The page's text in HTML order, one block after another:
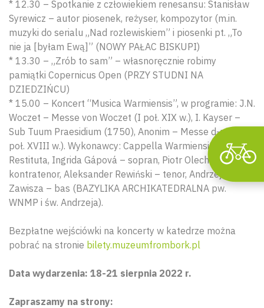
* 12.30 – Spotkanie z człowiekiem renesansu: Stanisław
Syrewicz – autor piosenek, reżyser, kompozytor (m.in.
muzyki do serialu „Nad rozlewiskiem” i piosenki pt. „To
nie ja [byłam Ewą]” (NOWY PAŁAC BISKUPI)
* 13.30 – „Zrób to sam” – własnoręcznie robimy
pamiątki Copernicus Open (PRZY STUDNI NA
DZIEDZIŃCU)
* 15.00 – Koncert “Musica Warmiensis”, w programie: J.N.
Woczet – Messe von Woczet (I poł. XIX w.), I. Kayser –
Sub Tuum Praesidium (1750), Anonim – Messe d-moll (II
poł. XVIII w.). Wykonawcy: Cappella Warmiensis
Restituta, Ingrida Gápová – sopran, Piotr Olech –
kontratenor, Aleksander Rewiński – tenor, Andrzej
Zawisza – bas (BAZYLIKA ARCHIKATEDRALNA pw.
WNMP i św. Andrzeja).
Bezpłatne wejściówki na koncerty w katedrze można
pobrać na stronie bilety.muzeumfrombork.pl
Data wydarzenia: 18-21 sierpnia 2022 r.
Zapraszamy na strony: